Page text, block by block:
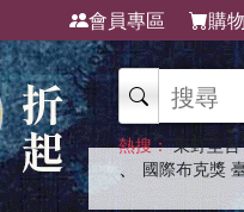
會員專區 購
熱搜： 東野圭吾
、 國際布克獎